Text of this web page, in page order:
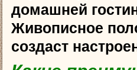
домашней
Живописное
создаст